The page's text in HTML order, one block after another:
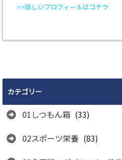
>>詳しいプロフィールはコチラ
カテゴリー
01しつもん箱 (33)
02スポーツ栄養 (83)